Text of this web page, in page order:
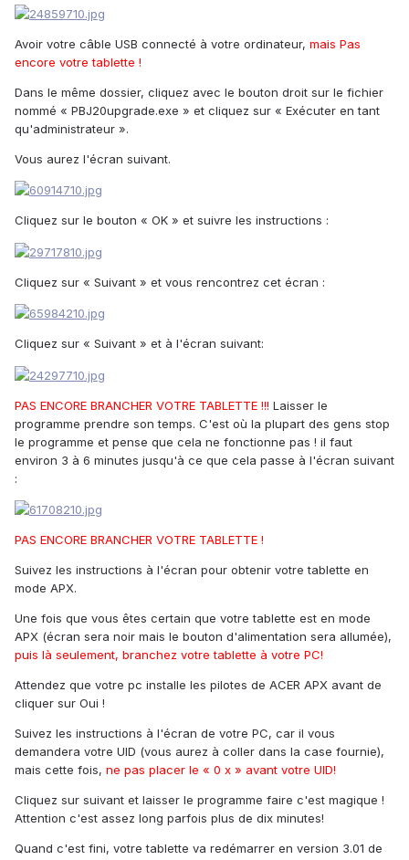
Avoir votre câble USB connecté à votre ordinateur, mais Pas
encore votre tablette !
Dans le même dossier, cliquez avec le bouton droit sur le fichier
nommé « PBJ20upgrade.exe » et cliquez sur « Exécuter en tant
qu'administrateur ».
Vous aurez l'écran suivant.
Cliquez sur le bouton « OK » et suivre les instructions :
Cliquez sur « Suivant » et vous rencontrez cet écran :
Cliquez sur « Suivant » et à l'écran suivant:
PAS ENCORE BRANCHER VOTRE TABLETTE !!! Laisser le
programme prendre son temps. C'est où la plupart des gens stop
le programme et pense que cela ne fonctionne pas ! il faut
environ 3 à 6 minutes jusqu'à ce que cela passe à l'écran suivant
:
PAS ENCORE BRANCHER VOTRE TABLETTE !
Suivez les instructions à l'écran pour obtenir votre tablette en
mode APX.
Une fois que vous êtes certain que votre tablette est en mode
APX (écran sera noir mais le bouton d'alimentation sera allumée),
puis là seulement, branchez votre tablette à votre PC!
Attendez que votre pc installe les pilotes de ACER APX avant de
cliquer sur Oui !
Suivez les instructions à l'écran de votre PC, car il vous
demandera votre UID (vous aurez à coller dans la case fournie),
mais cette fois, ne pas placer le « 0 x » avant votre UID!
Cliquez sur suivant et laisser le programme faire c'est magique !
Attention c'est assez long parfois plus de dix minutes!
Quand c'est fini, votre tablette va redémarrer en version 3.01 de